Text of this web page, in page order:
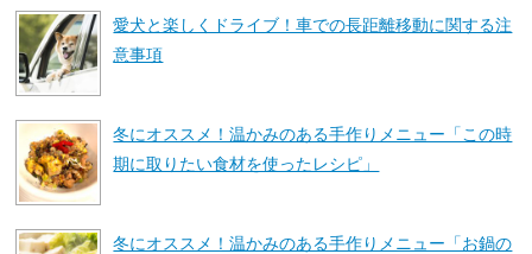
愛犬と楽しくドライブ！車での長距離移動に関する注
意事項
冬にオススメ！温かみのある手作りメニュー「この時
期に取りたい食材を使ったレシピ」
冬にオススメ！温かみのある手作りメニュー「お鍋の